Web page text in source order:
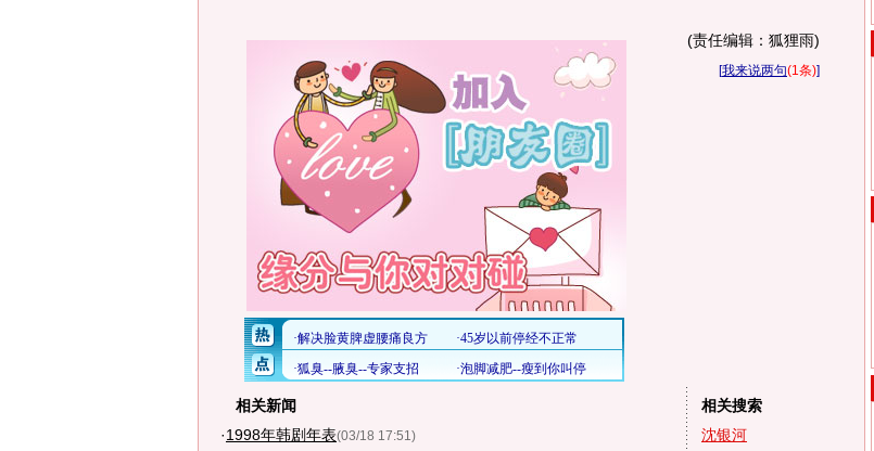
(责任编辑：狐狸雨)
[我来说两句(1条)]
相关新闻
·1998年韩剧年表(03/18 17:51)
相关搜索
沈银河